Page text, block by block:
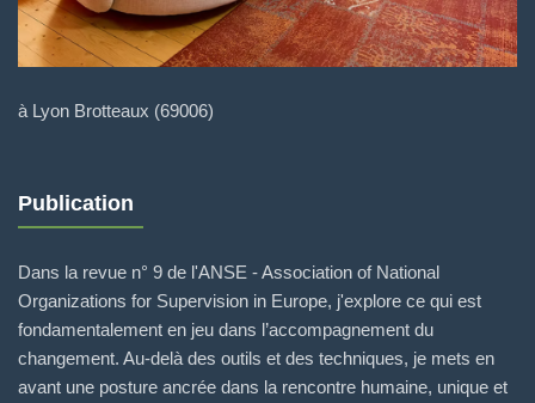
à Lyon Brotteaux (69006)
Publication
Dans la revue n° 9 de l'ANSE - Association of National
Organizations for Supervision in Europe, j'explore ce qui est
fondamentalement en jeu dans l’accompagnement du
changement. Au-delà des outils et des techniques, je mets en
avant une posture ancrée dans la rencontre humaine, unique et